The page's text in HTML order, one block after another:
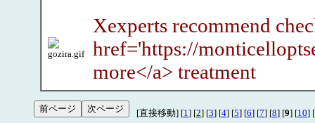
Xexperts recommend
href='https://
more</a> treatment
[直接移動] [1 ] [2] [3] [4] [5] [6] [7] [8] [9] [10] [